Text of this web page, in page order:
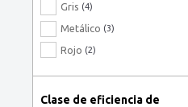
Gris (4)
Metálico (3)
Rojo (2)
Grafito
Clase de eficiencia de